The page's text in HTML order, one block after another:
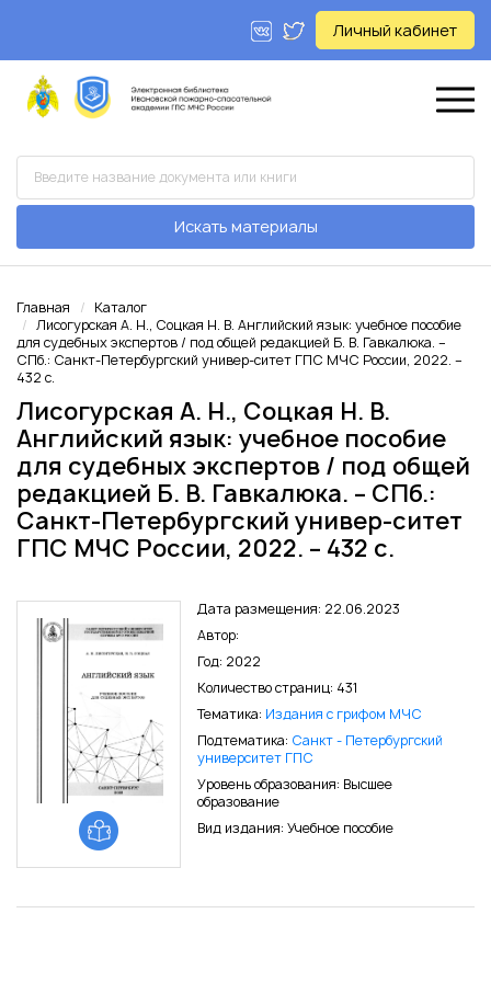
Личный кабинет
Искать материалы
Главная
Каталог
Лисогурская А. Н., Соцкая Н. В. Английский язык: учебное пособие
для судебных экспертов / под общей редакцией Б. В. Гавкалюка. –
СПб.: Санкт-Петербургский универ-ситет ГПС МЧС России, 2022. –
432 с.
Лисогурская А. Н., Соцкая Н. В.
Английский язык: учебное пособие
для судебных экспертов / под общей
редакцией Б. В. Гавкалюка. – СПб.:
Санкт-Петербургский универ-ситет
ГПС МЧС России, 2022. – 432 с.
Дата размещения: 22.06.2023
Автор:
Год: 2022
Количество страниц: 431
Тематика: Издания с грифом МЧС
Подтематика: Санкт - Петербургский
университет ГПС
Уровень образования: Высшее
образование
Вид издания: Учебное пособие